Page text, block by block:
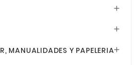


MANUALIDADES Y PAPELERIA